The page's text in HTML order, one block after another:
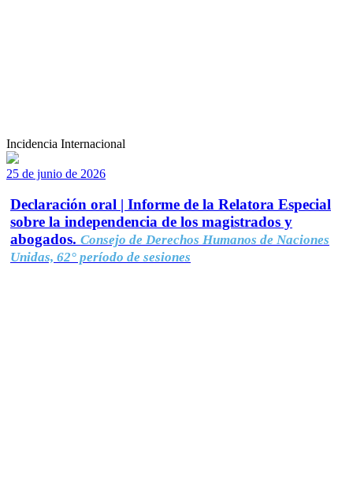
Incidencia Internacional
25 de junio de 2026
Declaración oral | Informe de la Relatora Especial
sobre la independencia de los magistrados y
abogados. Consejo de Derechos Humanos de Naciones
Unidas, 62° período de sesiones